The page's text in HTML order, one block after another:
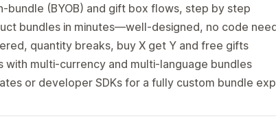
bundle (BYOB) and gift box flows, step by step
bundles in minutes—well-designed, no code
quantity breaks, buy X get Y and free gifts
with multi-currency and multi-language bundles
or developer SDKs for a fully custom bundle